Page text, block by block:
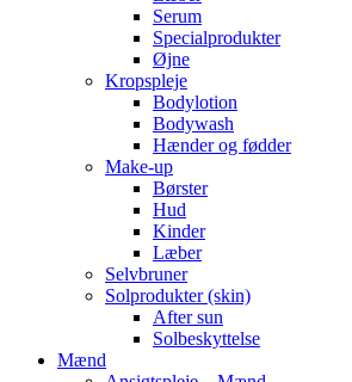
Serum
Specialprodukter
Øjne
Kropspleje
Bodylotion
Bodywash
Hænder og fødder
Make-up
Børster
Hud
Kinder
Læber
Selvbruner
Solprodukter (skin)
After sun
Solbeskyttelse
Mænd